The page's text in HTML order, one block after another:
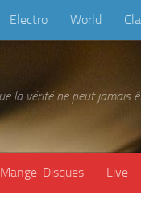
Electro World
la vérité ne peut jamais
Mange-Disques Live